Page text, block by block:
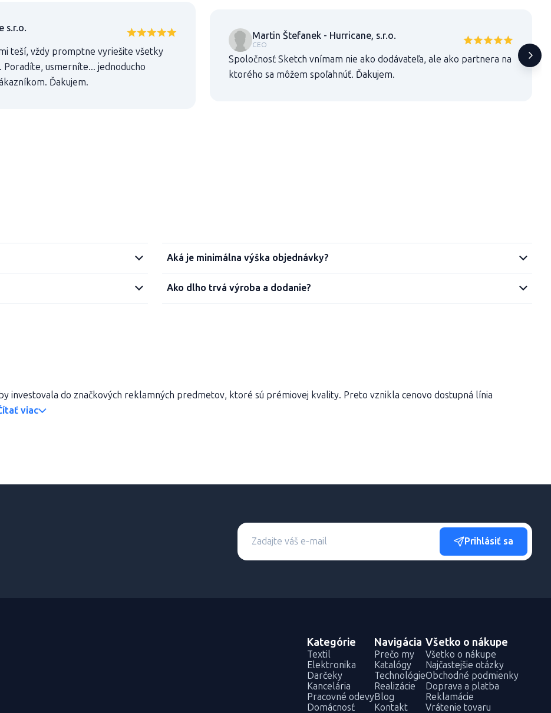
s.r.o.
teší, vždy promptne vyriešite všetky
Poradíte, usmerníte... jednoducho
Ďakujem.
Martin Štefanek - Hurricane, s.r.o.
CEO
Spoločnosť Sketch vnímam nie ako dodávateľa, ale ako partnera na
ktorého sa môžem spoľahnúť. Ďakujem.
Aká je minimálna výška objednávky?
Ako dlho trvá výroba a dodanie?
investovala do značkových reklamných predmetov, ktoré sú prémiovej kvality. Preto vznikla cenovo dostupná línia
viac
Prihlásiť sa
Kategórie
Textil
Elektronika
Darčeky
Kancelária
Pracovné odevy
Domácnosť
Navigácia
Prečo my
Katalógy
Technológie
Realizácie
Blog
Kontakt
Všetko o nákupe
Všetko o nákupe
Najčastejšie otázky
Obchodné podmienky
Doprava a platba
Reklamácie
Vrátenie tovaru